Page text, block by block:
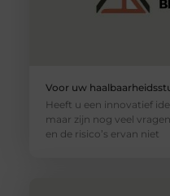
Voor uw
Heeft u een innovatief
maar zijn nog veel
en de risico’s ervan niet